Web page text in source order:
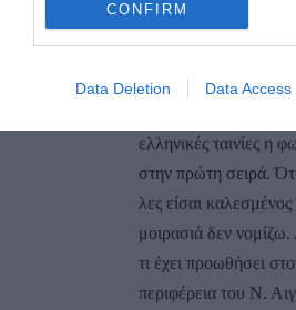
CONFIRM
Data Deletion Data Access
Ο/ΗΑθάνατη
ελληνικές ταινίες η
στην πρώτη σειρά.
λες είσαι
μοιρασιά δεν
τι έχει προωθήσει
περιφέρεια του Ν.